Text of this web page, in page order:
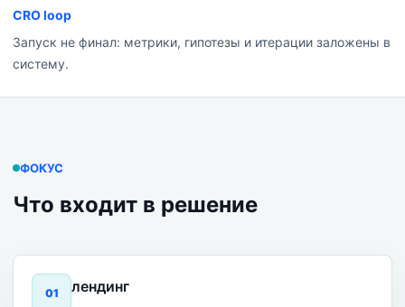
CRO loop
Запуск не финал: метрики, гипотезы и итерации заложены в
систему.
ФОКУС
Что входит в решение
01 лендинг